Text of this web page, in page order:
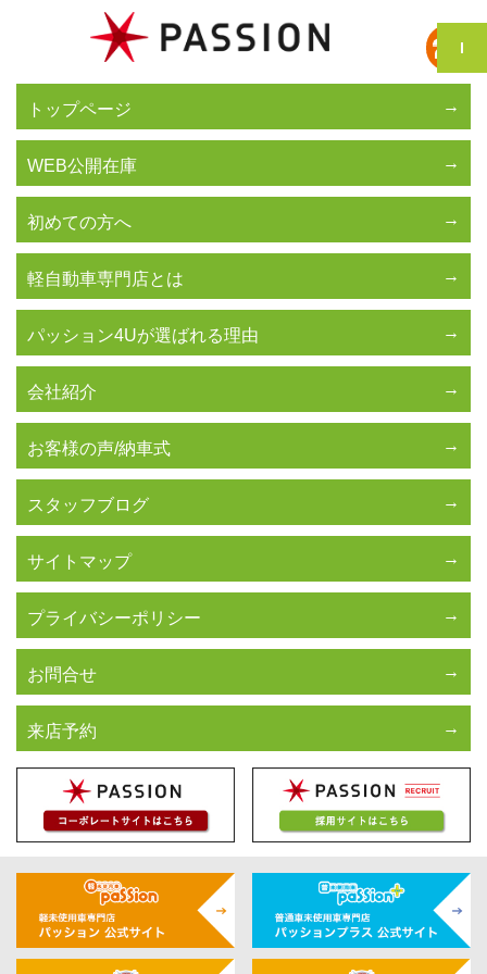
トップページ
WEB公開在庫
初めての方へ
軽自動車専門店とは
パッション4Uが選ばれる理由
会社紹介
お客様の声/納車式
スタッフブログ
サイトマップ
プライバシーポリシー
お問合せ
来店予約